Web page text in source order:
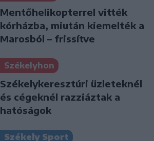
Mentőhelikopterrel vitték
kórházba, miután kiemelték a
Marosból – frissítve
Székelyhon
Székelykeresztúri üzleteknél
és cégeknél razziáztak a
hatóságok
Székely Sport